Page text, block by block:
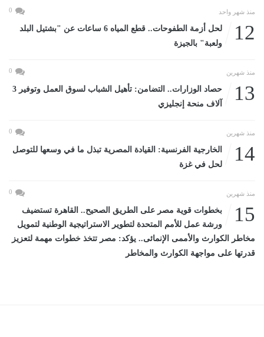
منذ شهر واحد 0
12
لحل أزمة الطفوحات.. قطع المياه 6 ساعات عن "بشتيل البلد
ولعبة" بالجيزة
منذ شهرين 0
13
حصاد الوزارات.. التضامن: تأهيل الشباب لسوق العمل وتوفير 3
آلاف منحة إنجليزي
منذ شهرين 0
14
الخارجية الفرنسية: القيادة المصرية تبذل ما في وسعها للتوصل
لحل في غزة
منذ شهرين 0
15
بخطوات قوية مصر على الطريق الصحيح.. القاهرة تستضيف
ورشة عمل للأمم المتحدة لتطوير الاستراتيجية الوطنية لتمويل
مخاطر الكوارث والأممى الإنمائى.. يؤكد: مصر تتخذ خطوات مهمة لتعزيز
قدرتها على مواجهة الكوارث والمخاطر